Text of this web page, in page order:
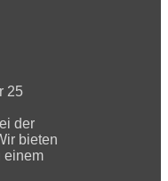
25
der
bieten
einem